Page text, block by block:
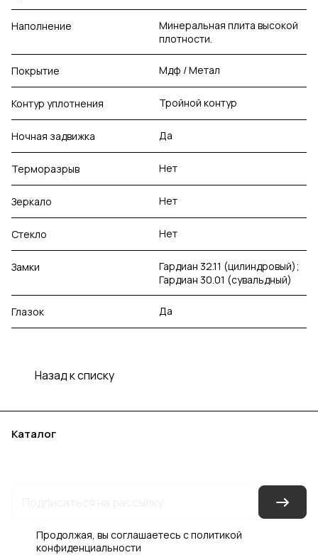
Наполнение
Минеральная плита высокой
плотности.
Покрытие Мдф / Метал
Контур уплотнения Тройной контур
Ночная задвижка Да
Терморазрыв Нет
Зеркало Нет
Стекло Нет
Замки
Гардиан 32.11 (цилиндровый);
Гардиан 30.01 (сувальдный)
Глазок Да
Назад к списку
Каталог
Продолжая, вы соглашаетесь сполитикой
конфиденциальности